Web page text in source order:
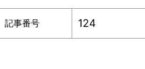
記事番号 124